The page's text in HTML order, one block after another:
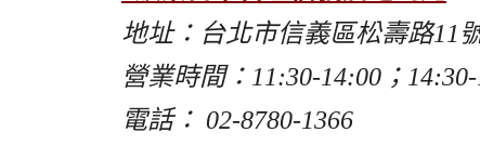
地址：台北市信義區松壽路11
營業時間：11:30-14:00；
電話： 02-8780-1366